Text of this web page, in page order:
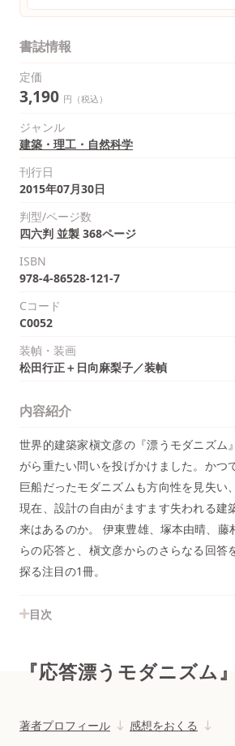
書誌情報
定価
3,190 円（税込）
ジャンル
建築・理工・自然科学
刊行日
2015年07月30日
判型/ページ数
四六判 並製 368ページ
ISBN
978-4-86528-121-7
Cコード
C0052
装幀・装画
松田行正＋日向麻梨子／装幀
内容紹介
世界的建築家槇文彦の『漂うモダニズム
がら重たい問いを投げかけました。かつ
巨船だったモダニズムも方向性を見失い
現在、設計の自由がますます失われる建
来はあるのか。 伊東豊雄、塚本由晴、藤
らの応答と、槇文彦からのさらなる回答
探る注目の1冊。
目次
『応答漂うモダニズム』
著者プロフィール 感想をおくる